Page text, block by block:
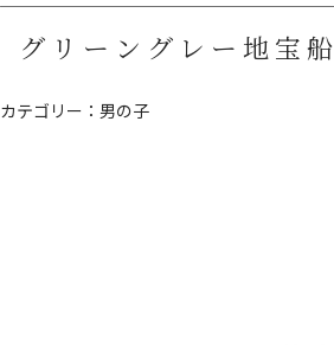
グリーングレー地宝船
カテゴリー： 男の子